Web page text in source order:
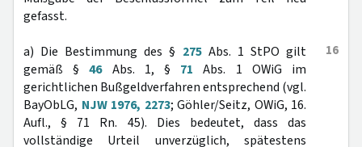
gefasst.
16
a) Die Bestimmung des § 275Abs. 1 StPO gilt
gemäß §46Abs. 1, § 71 Abs. 1 OWiG im
gerichtlichen Bußgeldverfahren entsprechend (vgl.
BayObLG, NJW 1976, 2273; Göhler/Seitz, OWiG, 16.
Aufl., § 71 Rn. 45). Dies bedeutet, dass das
vollständige Urteil unverzüglich, spätestens